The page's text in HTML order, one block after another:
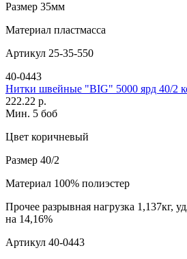
Размер 35мм
Материал пластмасса
Артикул 25-35-550
40-0443
Нитки швейные "BIG" 5000 ярд 40/2
222.22 р.
Мин. 5 боб
Цвет коричневый
Размер 40/2
Материал 100% полиэстер
Прочее разрывная нагрузка 1,137кг,
на 14,16%
Артикул 40-0443